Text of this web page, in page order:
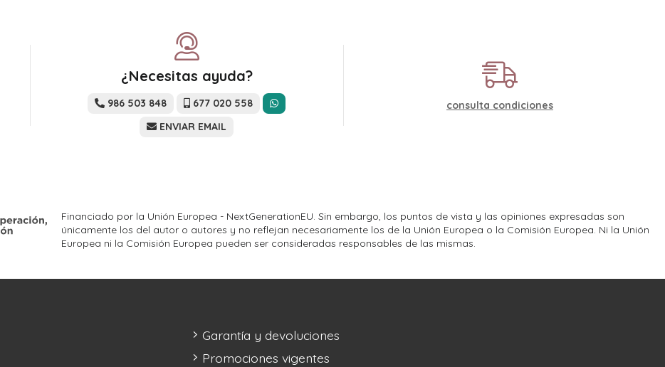
¿Necesitas ayuda?
986 503 848
677 020 558
ENVIAR EMAIL
consulta condiciones
Financiado por la Unión Europea - NextGenerationEU. Sin embargo, los puntos de vista y las opiniones expresadas son
únicamente los del autor o autores y no reflejan necesariamente los de la Unión Europea o la Comisión Europea. Ni la Unión
Europea ni la Comisión Europea pueden ser consideradas responsables de las mismas.
Garantía y devoluciones
Promociones vigentes